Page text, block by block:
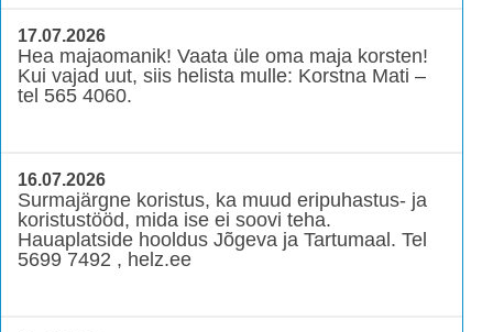
17.07.2026
Hea majaomanik! Vaata üle oma maja korsten!
Kui vajad uut, siis helista mulle: Korstna Mati –
tel 565 4060.
16.07.2026
Surmajärgne koristus, ka muud eripuhastus- ja
koristustööd, mida ise ei soovi teha.
Hauaplatside hooldus Jõgeva ja Tartumaal. Tel
5699 7492 , helz.ee